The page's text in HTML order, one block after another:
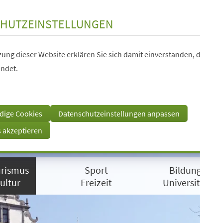
dieser Website erklären Sie sich damit einverstanden,
Cookies
Datenschutzeinstellungen anpassen
akzeptieren
Sport
Freizeit